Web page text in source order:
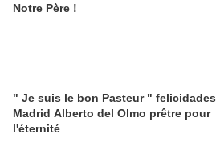
Notre Père !
" Je suis le bon Pasteur " felicidades
Madrid Alberto del Olmo prêtre pour
l'éternité